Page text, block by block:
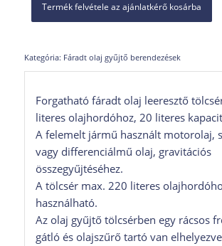
Termék felvétele az ajánlatkérő kosárba
Kategória: Fáradt olaj gyűjtő berendezések
Forgatható fáradt olaj leeresztő
literes olajhordóhoz, 20 literes
A felemelt jármű használt motorolaj,
vagy differenciálmű olaj, gravitációs
összegyűjtéséhez.
A tölcsér max. 220 literes
használható.
Az olaj gyűjtő tölcsérben egy rácsos
gátló és olajszűrő tartó van